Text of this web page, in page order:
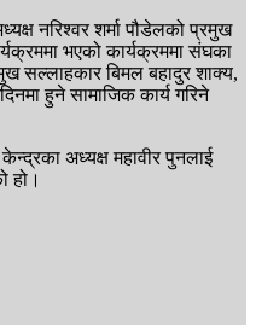
नरिश्वर शर्मा पौडेलको प्रमुख
भएको कार्यक्रममा संघका
सल्लाहकार बिमल बहादुर शाक्य,
हुने सामाजिक कार्य गरिने
अध्यक्ष महावीर पुनलाई
हो।